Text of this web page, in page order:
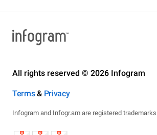
All rights reserved © 2026 Infogram
Terms& Privacy
Infogram and Infogr.am are registered